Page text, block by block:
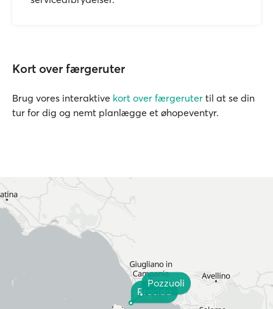
Kort over færgeruter
Brug vores interaktive kort over færgeruter til at se din
tur for dig og nemt planlægge et øhopeventyr.
Procida
Pozzuoli